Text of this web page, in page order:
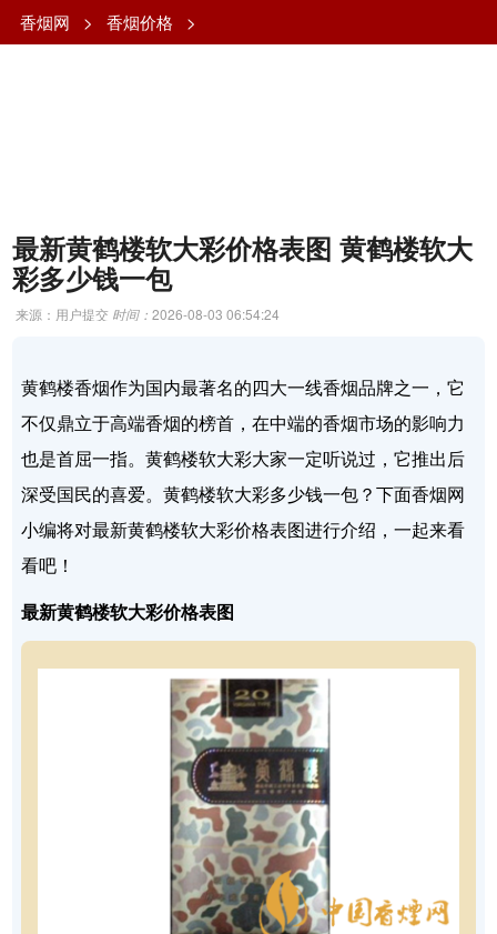
香烟网 > 香烟价格 >
最新黄鹤楼软大彩价格表图 黄鹤楼软大
彩多少钱一包
来源：用户提交 时间：2026-08-03 06:54:24
黄鹤楼香烟作为国内最著名的四大一线香烟品牌之一，它
不仅鼎立于高端香烟的榜首，在中端的香烟市场的影响力
也是首屈一指。黄鹤楼软大彩大家一定听说过，它推出后
深受国民的喜爱。黄鹤楼软大彩多少钱一包？下面香烟网
小编将对最新黄鹤楼软大彩价格表图进行介绍，一起来看
看吧！
最新黄鹤楼软大彩价格表图